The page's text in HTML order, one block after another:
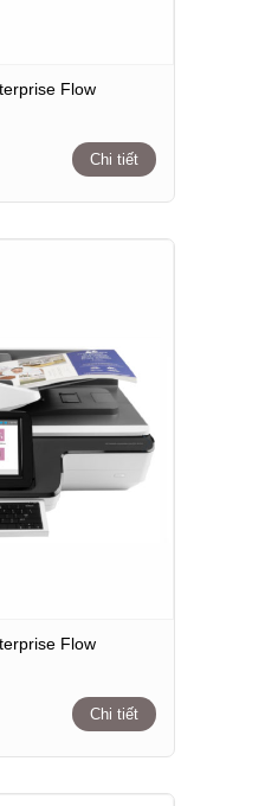
Flow
Chi tiết
Flow
Chi tiết